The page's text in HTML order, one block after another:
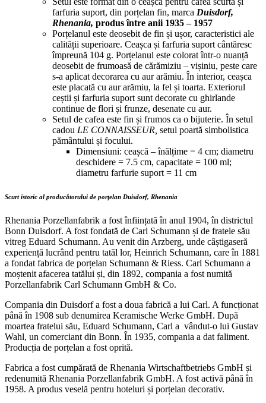
farfuria suport, din porțelan fin, marca Duisdorf,
Rhenania, produs între anii 1935 – 1957
Porțelanul este deosebit de fin și ușor, caracteristici ale
calității superioare. Ceașca și farfuria suport cântăresc
împreună 104 g. Porțelanul este colorat într-o nuanță
deosebit de frumoasă de cărămiziu – vișiniu, peste care
s-a aplicat decorarea cu aur arămiu. În interior, ceașca
este placată cu aur arămiu, la fel și toarta. Exteriorul
ceștii și farfuria suport sunt decorate cu ghirlande
continue de flori și frunze, desenate cu aur.
Setul de cafea este fin și frumos ca o bijuterie. În setul
cadou LE CONNAISSEUR, setul poartă simbolistica
pământului și focului.
Dimensiuni: ceașcă – înălțime = 4 cm; diametru
deschidere = 7.5 cm, capacitate = 100 ml;
diametru farfurie suport = 11 cm
Scurt istoric al producătorului de porțelan Duisdorf, Rhenania
Rhenania Porzellanfabrik a fost înființată în anul 1904, în districtul
Bonn Duisdorf. A fost fondată de Carl Schumann și de fratele său
vitreg Eduard Schumann. Au venit din Arzberg, unde câștigaseră
experiență lucrând pentru tatăl lor, Heinrich Schumann, care în 1881
a fondat fabrica de porțelan Schumann & Riess. Carl Schumann a
moștenit afacerea tatălui și, din 1892, compania a fost numită
Porzellanfabrik Carl Schumann GmbH & Co.
Compania din Duisdorf a fost a doua fabrică a lui Carl. A funcționat
până în 1908 sub denumirea Keramische Werke GmbH. După
moartea fratelui său, Eduard Schumann, Carl a vândut-o lui Gustav
Wahl, un comerciant din Bonn. În 1935, compania a dat faliment.
Producția de porțelan a fost oprită.
Fabrica a fost cumpărată de Rhenania Wirtschaftbetriebs GmbH și
redenumită Rhenania Porzellanfabrik GmbH. A fost activă până în
1958. A produs veselă pentru hoteluri și porțelan decorativ.